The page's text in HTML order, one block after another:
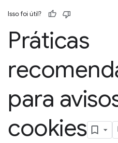
Isso foi útil?
Práticas
para
cookies